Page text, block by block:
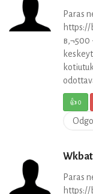
Paras
https://
👍0
Paras
https://